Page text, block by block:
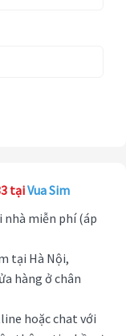
tạiVua Sim
nhà miễn phí (áp
tại Hà Nội,
hàng ở chân
hoặc chat với